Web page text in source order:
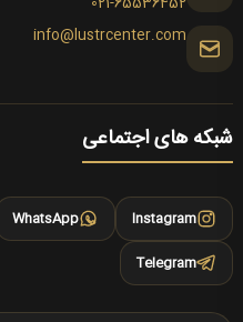
info@lustrcenter.com
شبکه های اجتماعی
Instagram
WhatsApp
Telegram